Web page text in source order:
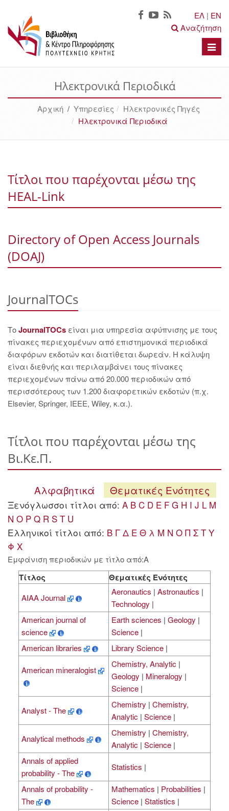
ΕΛ | EN
Αναζήτηση
Toggle
Ηλεκτρονικά Περιοδικά
Αρχική/ Υπηρεσίες
Ηλεκτρονικές Πηγές
Ηλεκτρονικά Περιοδικά
Τίτλοι που παρέχονται μέσω της
HEAL-Link
Directory of Open Access Journals
(DOAJ)
JournalTOCs
ΤοJournalTOCs είναι μια υπηρεσία αφύπνισης με τους
πίνακες περιεχομένων από επιστημονικά περιοδικά
διαφόρων εκδοτών και διατίθεται δωρεάν. Η κάλυψη
είναι διεθνής και περιλαμβάνει τους πίνακες
περιεχομένων πάνω από 20.000 περιοδικών από
περισσότερους των 1.200 διαφορετικών εκδοτών (π.χ.
Elsevier, Springer, IEEE, Wiley, κ.α.).
Τίτλοι που παρέχονται μέσω της
Βι.Κε.Π.
Αλφαβητικά Θεματικές Ενότητες
Ξενόγλωσσοι τίτλοι από: A B C D E F G H I J L M
N O P Q R S T U
Ελληνικοί τίτλοι από: Β Γ Δ Ε Θ λ Μ Ν Ο Π Σ Τ Υ
Φ Χ
Εμφάνιση περιοδικών με τίτλο από:A
Τίτλος Θεματικές Ενότητες
AIAA Journal
Aeronautics | Astronautics |
Technology |
American journal of
science
Earth sciences | Geology |
Science |
American libraries
Library Science |
American mineralogist
Chemistry, Analytic |
Geology | Mineralogy |
Science |
Analyst - The
Chemistry | Chemistry,
Analytic | Science |
Analytical methods
Chemistry | Chemistry,
Analytic | Science |
Annals of applied
probability - The
Statistics |
Annals of probability -
The
Mathematics | Probabilities |
Science | Statistics |